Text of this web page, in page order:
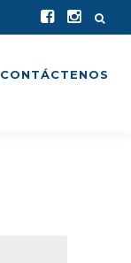
CONTÁCTENOS